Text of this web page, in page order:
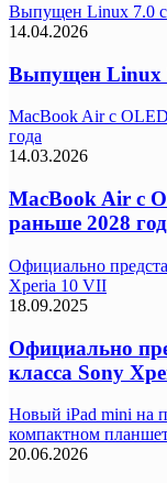
Выпущен Linux 7.0
14.04.2026
Выпущен Linux
MacBook Air с
года
14.03.2026
MacBook Air с
раньше 2028
Официально
Xperia 10 VII
18.09.2025
Официально
класса Sony
Новый iPad mini на
компактном
20.06.2026